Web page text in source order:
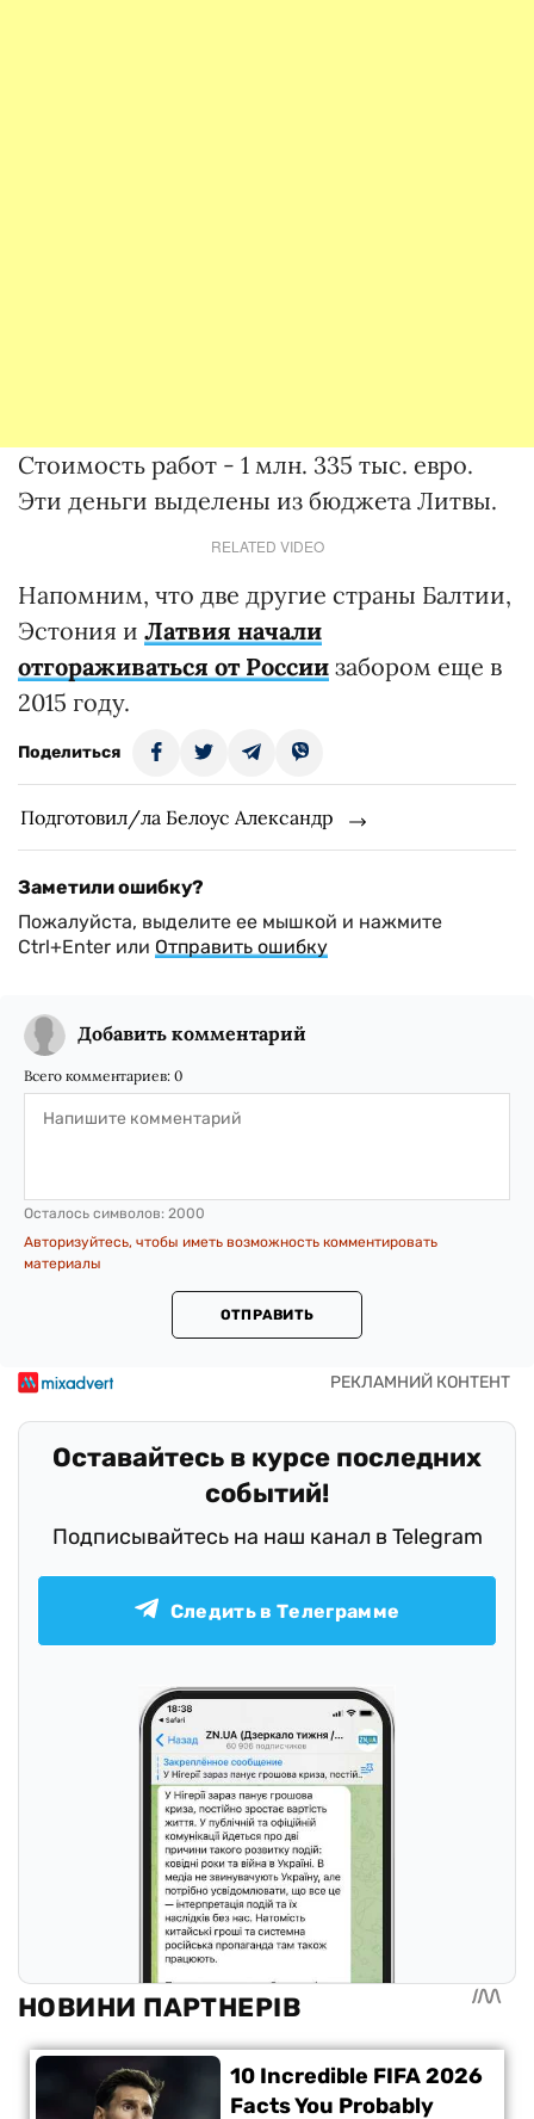
Стоимость работ - 1 млн. 335 тыс. евро.
Эти деньги выделены из бюджета Литвы.
RELATED VIDEO
Напомним, что две другие страны Балтии,
Эстония и Латвия начали
отгораживаться от России забором еще в
2015 году.
Поделиться
Подготовил/ла Белоус Александр
Заметили ошибку?
Пожалуйста, выделите ее мышкой и нажмите
Ctrl+Enter или Отправить ошибку
Добавить комментарий
Всего комментариев: 0
Осталось символов: 2000
Авторизуйтесь, чтобы иметь возможность комментировать
материалы
ОТПРАВИТЬ
Оставайтесь в курсе последних
событий!
Подписывайтесь на наш канал в Telegram
Следить в Телеграмме